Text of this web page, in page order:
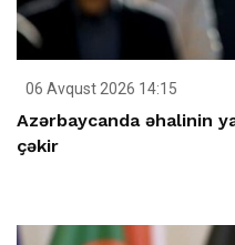
06 Avqust 2026 14:15
Azərbaycanda əhalinin
çəkir